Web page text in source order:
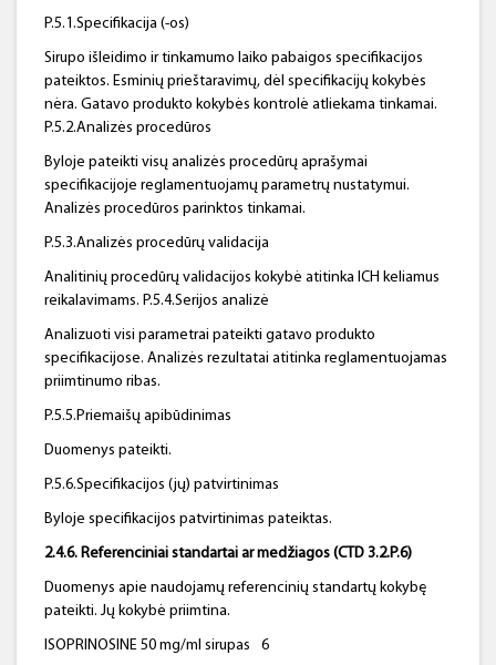
P.5.1.Specifikacija (-os)
Sirupo išleidimo ir tinkamumo laiko pabaigos specifikacijos
pateiktos. Esminių prieštaravimų, dėl specifikacijų kokybės
nėra. Gatavo produkto kokybės kontrolė atliekama tinkamai.
P.5.2.Analizės procedūros
Byloje pateikti visų analizės procedūrų aprašymai
specifikacijoje reglamentuojamų parametrų nustatymui.
Analizės procedūros parinktos tinkamai.
P.5.3.Analizės procedūrų validacija
Analitinių procedūrų validacijos kokybė atitinka ICH keliamus
reikalavimams. P.5.4.Serijos analizė
Analizuoti visi parametrai pateikti gatavo produkto
specifikacijose. Analizės rezultatai atitinka reglamentuojamas
priimtinumo ribas.
P.5.5.Priemaišų apibūdinimas
Duomenys pateikti.
P.5.6.Specifikacijos (jų) patvirtinimas
Byloje specifikacijos patvirtinimas pateiktas.
2.4.6. Referenciniai standartai ar medžiagos (CTD 3.2.P.6)
Duomenys apie naudojamų referencinių standartų kokybę
pateikti. Jų kokybė priimtina.
ISOPRINOSINE 50 mg/ml sirupas 6